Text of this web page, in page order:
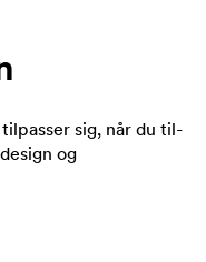
sig, når du til-
og